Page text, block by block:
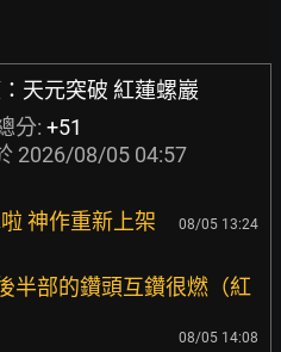
天元突破 紅蓮螺巖
分: +51
2026/08/05 04:57
神作重新上架 08/05 13:24
半部的鑽頭互鑽很燃（紅
08/05 14:08